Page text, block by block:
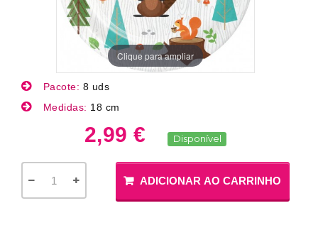
Clique para ampliar
Pacote: 8 uds
Medidas: 18 cm
2,99 € Disponível
ADICIONAR AO CARRINHO